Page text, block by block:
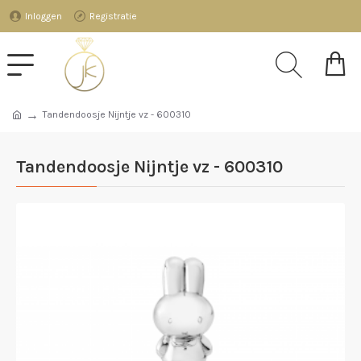
Inloggen Registratie
Tandendoosje Nijntje vz - 600310
Tandendoosje Nijntje vz - 600310